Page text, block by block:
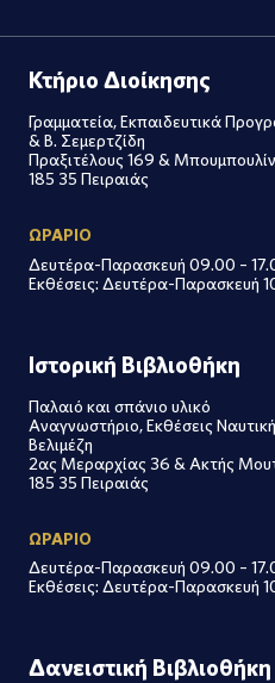
Κτήριο Διοίκησης
Γραμματεία, Εκπαιδευτικά
& Β. Σεμερτζίδη
Πραξιτέλους 169 &
185 35 Πειραιάς
ΩΡΑΡΙΟ
Δευτέρα-Παρασκευή 09.00 –
Εκθέσεις: Δευτέρα-Παρασκευή
Ιστορική Βιβλιοθήκη
Παλαιό και σπάνιο υλικό
Αναγνωστήριο, Εκθέσεις
Βελιμέζη
2ας Μεραρχίας 36 & Ακτής
185 35 Πειραιάς
ΩΡΑΡΙΟ
Δευτέρα-Παρασκευή 09.00 –
Εκθέσεις: Δευτέρα-Παρασκευή
Δανειστική Βιβλιοθήκη